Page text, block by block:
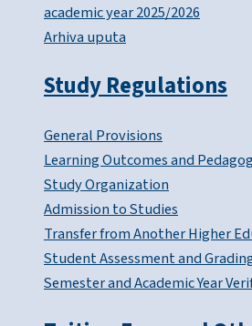
academic year 2025/2026
Arhiva uputa
Study Regulations
General Provisions
Learning Outcomes and
Study Organization
Admission to Studies
Transfer from Another Higher
Student Assessment and
Semester and Academic Year